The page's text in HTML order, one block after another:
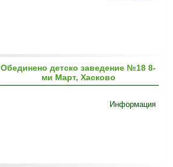
Обединено детско заведение №18 8-
ми Март, Хасково
Информация